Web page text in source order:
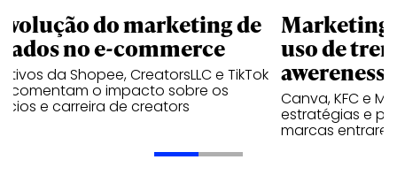
do marketing de
no e-commerce
da Shopee, CreatorsLLC e TikTok
comentam o impacto sobre os
e carreira de creators
Marketing
uso de
awereness
Canva, KFC e
estratégias e
marcas